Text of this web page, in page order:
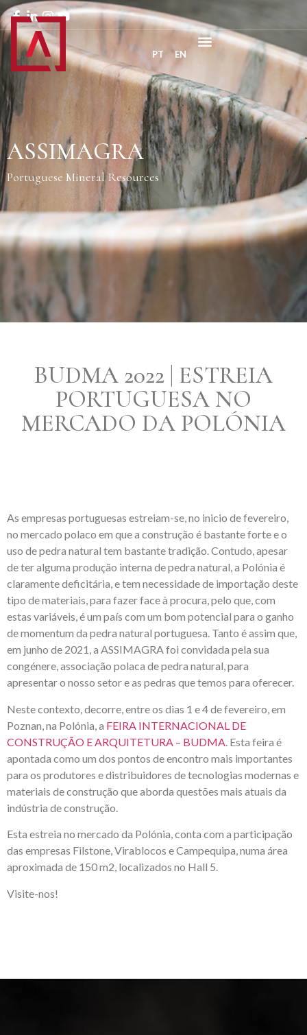
PT EN
ASSIMAGRA
Portuguese Mineral Resources
BUDMA 2022 | ESTREIA
PORTUGUESA NO
MERCADO DA POLÓNIA
As empresas portuguesas estreiam-se, no inicio de fevereiro,
no mercado polaco em que a construção é bastante forte e o
uso de pedra natural tem bastante tradição. Contudo, apesar
de ter alguma produção interna de pedra natural, a Polónia é
claramente deficitária, e tem necessidade de importação deste
tipo de materiais, para fazer face à procura, pelo que, com
estas variáveis, é um país com um bom potencial para o ganho
de momentum da pedra natural portuguesa. Tanto é assim que,
em junho de 2021, a ASSIMAGRA foi convidada pela sua
congénere, associação polaca de pedra natural, para
apresentar o nosso setor e as pedras que temos para oferecer.
Neste contexto, decorre, entre os dias 1 e 4 de fevereiro, em
Poznan, na Polónia, a FEIRA INTERNACIONAL DE
CONSTRUÇÃO E ARQUITETURA – BUDMA . Esta feira é
apontada como um dos pontos de encontro mais importantes
para os produtores e distribuidores de tecnologias modernas e
materiais de construção que aborda questões mais atuais da
indústria de construção.
Esta estreia no mercado da Polónia, conta com a participação
das empresas Filstone, Virablocos e Campequipa, numa área
aproximada de 150 m2, localizados no Hall 5.
Visite-nos!